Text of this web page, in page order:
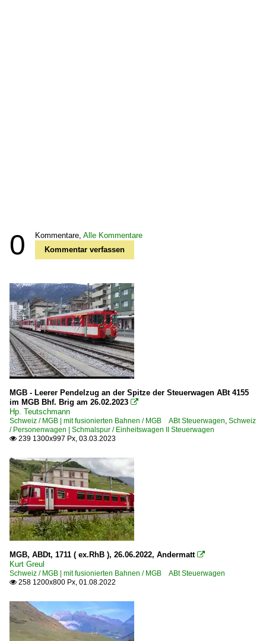
0 Kommentare, Alle Kommentare
Kommentar verfassen
MGB - Leerer Pendelzug an der Spitze der Steuerwagen ABt 4155
im MGB Bhf. Brig am 26.02.2023 
Hp. Teutschmann
Schweiz / MGB | mit fusionierten Bahnen / MGB ABt Steuerwagen, Schweiz
/ Personenwagen | Schmalspur / Einheitswagen II Steuerwagen
 239 1300x997 Px, 03.03.2023
MGB, ABDt, 1711 ( ex.RhB ), 26.06.2022, Andermatt 
Kurt Greul
Schweiz / MGB | mit fusionierten Bahnen / MGB ABt Steuerwagen
 258 1200x800 Px, 01.08.2022